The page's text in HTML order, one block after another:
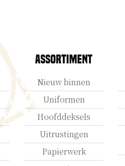
Assortiment
Nieuw binnen
Uniformen
Hoofddeksels
Uitrustingen
Papierwerk